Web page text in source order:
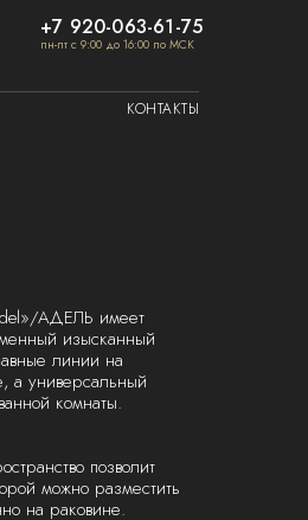
+7 920-063-61-75
пн-пт с 9:00 до 16:00 по МСК
КОНТАКТЫ
АДЕЛЬ имеет
изысканный
линии на
а универсальный
комнаты.
позволит
можно разместить
на раковине.